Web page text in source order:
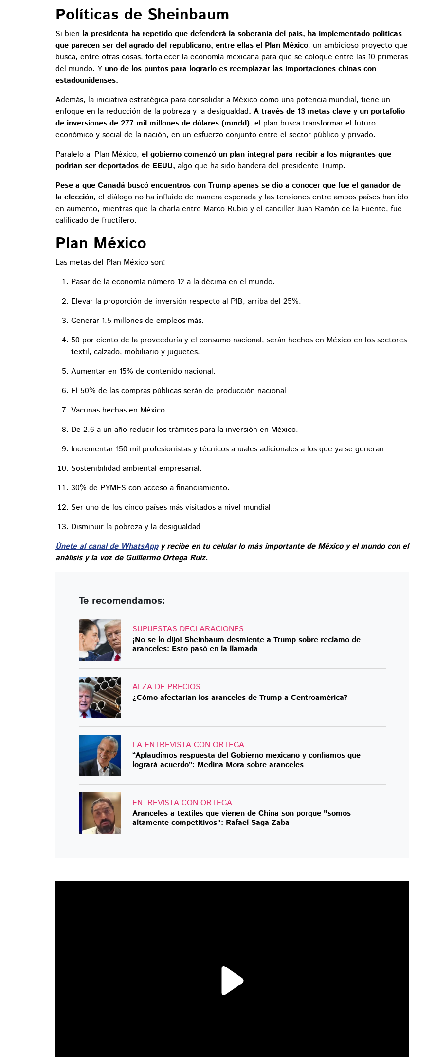
Políticas de Sheinbaum
Si bien la presidenta ha repetido que defenderá la soberanía del país, ha implementado políticas
que parecen ser del agrado del republicano, entre ellas el Plan México, un ambicioso proyecto que
busca, entre otras cosas, fortalecer la economía mexicana para que se coloque entre las 10 primeras
del mundo. Y uno de los puntos para lograrlo es reemplazar las importaciones chinas con
estadounidenses.
Además, la iniciativa estratégica para consolidar a México como una potencia mundial, tiene un
enfoque en la reducción de la pobreza y la desigualdad. A través de 13 metas clave y un portafolio
de inversiones de 277 mil millones de dólares (mmdd), el plan busca transformar el futuro
económico y social de la nación, en un esfuerzo conjunto entre el sector público y privado.
Paralelo al Plan México, el gobierno comenzó un plan integral para recibir a los migrantes que
podrían ser deportados de EEUU, algo que ha sido bandera del presidente Trump.
Pese a que Canadá buscó encuentros con Trump apenas se dio a conocer que fue el ganador de
la elección, el diálogo no ha influido de manera esperada y las tensiones entre ambos países han ido
en aumento, mientras que la charla entre Marco Rubio y el canciller Juan Ramón de la Fuente, fue
calificado de fructífero.
Plan México
Las metas del Plan México son:
Pasar de la economía número 12 a la décima en el mundo.
Elevar la proporción de inversión respecto al PIB, arriba del 25%.
Generar 1.5 millones de empleos más.
50 por ciento de la proveeduría y el consumo nacional, serán hechos en México en los sectores
textil, calzado, mobiliario y juguetes.
Aumentar en 15% de contenido nacional.
El 50% de las compras públicas serán de producción nacional
Vacunas hechas en México
De 2.6 a un año reducir los trámites para la inversión en México.
Incrementar 150 mil profesionistas y técnicos anuales adicionales a los que ya se generan
Sostenibilidad ambiental empresarial.
30% de PYMES con acceso a financiamiento.
Ser uno de los cinco países más visitados a nivel mundial
Disminuir la pobreza y la desigualdad
Únete al canal de WhatsAppy recibe en tu celular lo más importante de México y el mundo con el
análisis y la voz de Guillermo Ortega Ruiz.
Te recomendamos:
SUPUESTAS DECLARACIONES
¡No se lo dijo! Sheinbaum desmiente a Trump sobre reclamo de
aranceles: Esto pasó en la llamada
ALZA DE PRECIOS
¿Cómo afectarían los aranceles de Trump a Centroamérica?
LA ENTREVISTA CON ORTEGA
“Aplaudimos respuesta del Gobierno mexicano y confiamos que
logrará acuerdo”: Medina Mora sobre aranceles
ENTREVISTA CON ORTEGA
Aranceles a textiles que vienen de China son porque "somos
altamente competitivos": Rafael Saga Zaba